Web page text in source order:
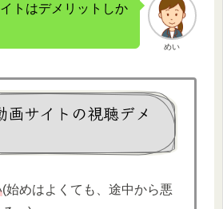
めい
トはデメリットしか
画サイトの視聴デメ
(始めはよくても、途中から悪